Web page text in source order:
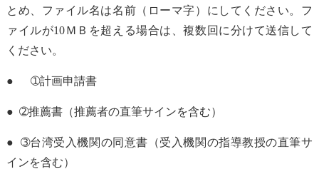
とめ、ファイル名は名前（ローマ字）にしてください。フ
ァイルが10ＭＢを超える場合は、複数回に分けて送信して
ください。
● ➀計画申請書
● ➁推薦書（推薦者の直筆サインを含む）
● ➂台湾受入機関の同意書（受入機関の指導教授の直筆サ
インを含む）